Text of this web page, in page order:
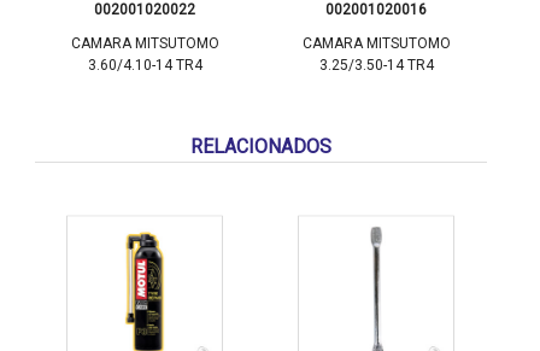
002001020022
CAMARA MITSUTOMO
3.60/4.10-14 TR4
002001020016
CAMARA MITSUTOMO
3.25/3.50-14 TR4
RELACIONADOS